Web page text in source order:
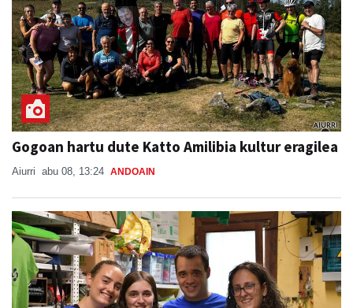
Gogoan hartu dute Katto Amilibia kultur eragilea
Aiurri abu 08, 13:24 ANDOAIN